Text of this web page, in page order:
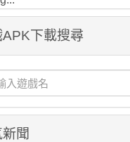
下載搜尋
聞